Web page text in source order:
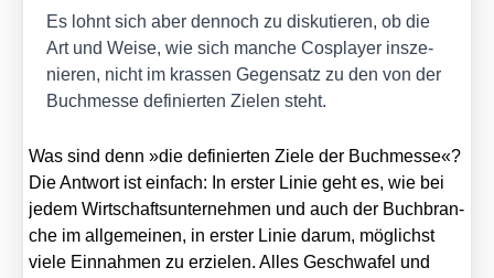
Es lohnt sich aber den­noch zu dis­ku­tie­ren, ob die
Art und Wei­se, wie sich man­che Cos­play­er insze­
nie­ren, nicht im kras­sen Gegen­satz zu den von der
Buch­mes­se defi­nier­ten Zie­len steht.
Was sind denn »die defi­nier­ten Zie­le der Buch­mes­se«?
Die Ant­wort ist ein­fach: In ers­ter Linie geht es, wie bei
jedem Wirt­schafts­un­ter­neh­men und auch der Buch­bran­
che im all­ge­mei­nen, in ers­ter Linie dar­um, mög­lichst
vie­le Ein­nah­men zu erzie­len. Alles Geschwa­fel und